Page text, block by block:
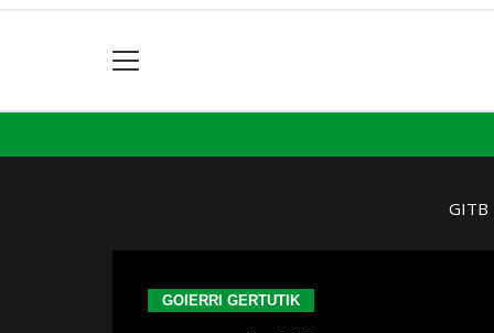
GITB
GOIERRI GERTUTIK